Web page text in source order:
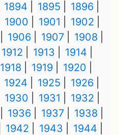
1894 1895
1896
1900 1901
1902
1906 1907
1908
1912 1913
1914
1918 1919
1920
1924 1925
1926
1930 1931
1932
1936 1937
1938
1942 1943
1944